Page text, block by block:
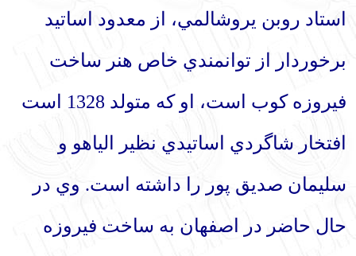
استاد روبن يروشالمي، از معدود اساتيد
برخوردار از توانمندي خاص هنر ساخت
فيروزه
‏كوب است، او كه متولد 1328 است
افتخار شاگردي اساتيدي نظير الياهو و
سليمان صديق ‏پور را داشته است. وي در
حال حاضر در اصفهان به ساخت فيروزه